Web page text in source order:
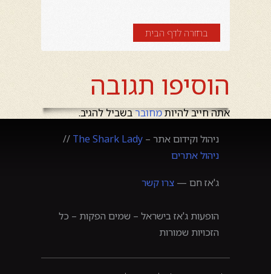
בחזרה לדף הבית
הוסיפו תגובה
אתה חייב להיותמחוברבשביל להגיב.
ניהול וקידום אתר – The Shark Lady
//
ניהול אתרים
ג'אז חם — צרו קשר
הופעות ג'אז בישראל – שמים הפקות – כל
הזכויות שמורות